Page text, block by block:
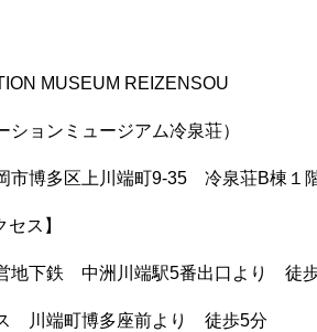
MUSEUM REIZENSOU
ションミュージアム冷泉荘）
市博多区上川端町9-35 冷泉荘B棟１
セス】
地下鉄 中洲川端駅5番出口より 徒
川端町博多座前より 徒歩5分